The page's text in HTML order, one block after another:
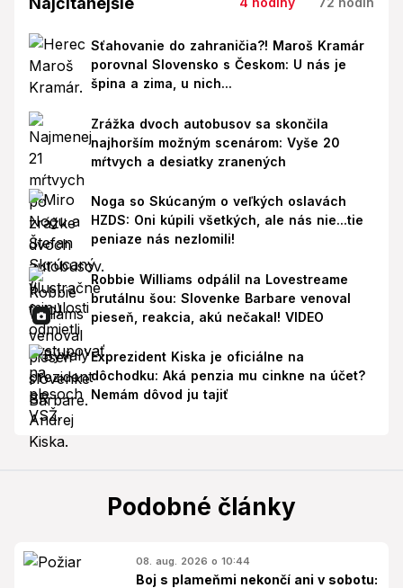
Sťahovanie do zahraničia?! Maroš Kramár
porovnal Slovensko s Českom: U nás je
špina a zima, u nich...
Zrážka dvoch autobusov sa skončila
najhorším možným scenárom: Vyše 20
mŕtvych a desiatky zranených
Noga so Skúcaným o veľkých oslavách
HZDS: Oni kúpili všetkých, ale nás nie...tie
peniaze nás nezlomili!
Robbie Williams odpálil na Lovestreame
brutálnu šou: Slovenke Barbare venoval
pieseň, reakcia, akú nečakal! VIDEO
Exprezident Kiska je oficiálne na
dôchodku: Aká penzia mu cinkne na účet?
Nemám dôvod ju tajiť
Podobné články
08. aug. 2026 o 10:44
Boj s plameňmi nekončí ani v sobotu: